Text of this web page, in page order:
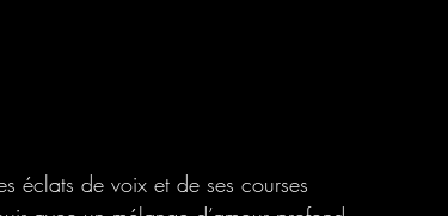
éclats de voix et de ses courses